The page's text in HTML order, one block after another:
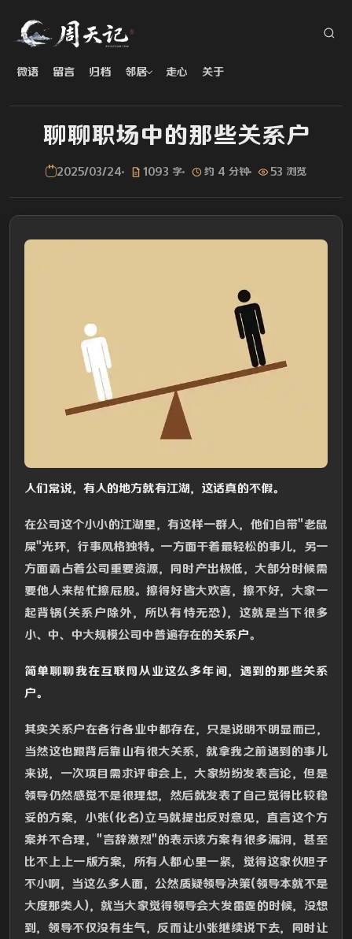
微语 留言 归档 邻居 走心 关于
聊聊职场中的那些关系户
2025/03/24 1093 字 约 4 分钟 53 浏览
人们常说，有人的地方就有江湖，这话真的不假。
在公司这个小小的江湖里，有这样一群人，他们自带"老鼠
屎"光环，行事风格独特。一方面干着最轻松的事儿，另一
方面霸占着公司重要资源，同时产出极低，大部分时候需
要他人来帮忙擦屁股。擦得好皆大欢喜，擦不好，大家一
起背锅(关系户除外，所以有恃无恐)，这就是当下很多
小、中、中大规模公司中普遍存在的关系户 。
简单聊聊我在互联网从业这么多年间，遇到的那些关系
户。
其实关系户在各行各业中都存在，只是说明不明显而已，
当然这也跟背后靠山有很大关系，就拿我之前遇到的事儿
来说，一次项目需求评审会上，大家纷纷发表言论，但是
领导仍然感觉不是很理想，然后就发表了自己觉得比较稳
妥的方案，小张(化名)立马就提出反对意见，直言这个方
案并不合理，"言辞激烈"的表示该方案有很多漏洞，甚至
比不上上一版方案，所有人都心里一紧，觉得这家伙胆子
不小啊，当这么多人面，公然质疑领导决策(领导本就不是
大度那类人)，就当大家觉得领导会大发雷霆的时候，没想
到，领导不仅没有生气，反而让小张继续说下去，同时让